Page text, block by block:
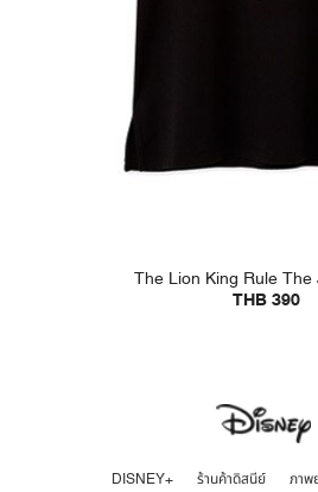
The Lion King Rule The
THB 390
DISNEY+ ร้านค้าดิสนีย์ ภาพ